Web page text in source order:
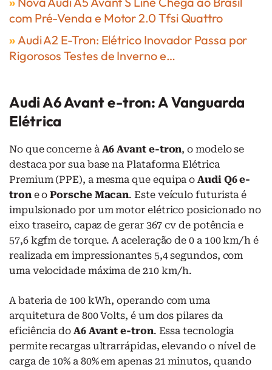
com Pré-Venda e Motor 2.0 Tfsi Quattro
»Audi A2 E-Tron: Elétrico Inovador Passa por
Rigorosos Testes de Inverno e…
Audi A6 Avant e-tron: A Vanguarda
Elétrica
No que concerne à A6 Avant e-tron, o modelo se
destaca por sua base na Plataforma Elétrica
Premium (PPE), a mesma que equipa oAudi Q6 e-
trone oPorsche Macan. Este veículo futurista é
impulsionado por um motor elétrico posicionado no
eixo traseiro, capaz de gerar 367 cv de potência e
57,6 kgfm de torque. A aceleração de 0 a 100 km/h é
realizada em impressionantes 5,4 segundos, com
uma velocidade máxima de 210 km/h.
A bateria de 100 kWh, operando com uma
arquitetura de 800 Volts, é um dos pilares da
eficiência do A6 Avant e-tron. Essa tecnologia
permite recargas ultrarrápidas, elevando o nível de
carga de 10% a 80% em apenas 21 minutos, quando